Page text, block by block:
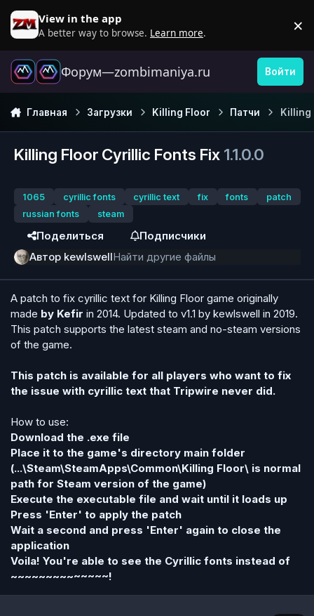
Перейти к содержанию
View in the app
A better way to browse. Learn more. ×
Форум—zombimaniya.ru Войти
Главная Загрузки Killing Floor Патчи Killing
Killing Floor Cyrillic Fonts Fix 1.1.0.0
1065 cyrillic fonts cyrillic text fix fonts
patch
russian fonts
steam
Поделиться
Подписчики
Автор kewlswellНайти другие файлы
A patch to fix cyrillic text for Killing Floor game originally
made by Kefir in 2014. Updated to v1.1 by kewlswell in 2019.
This patch supports the latest steam and no-steam versions
of the game.
This patch is available for all players who want to fix
the issue with cyrillic text that Tripwire never did.
How to use:
Download the .exe file
Place it to the game's directory main folder
(...\Steam\SteamApps\Common\Killing Floor\ is normal
path for Steam version of the game)
Execute the executable file and wait until it loads up
Press 'Enter' to apply the patch
Wait a second and press 'Enter' again to close the
application
Voila! You're able to see the Cyrillic fonts instead of
~~~~~~~~~~~~~~!